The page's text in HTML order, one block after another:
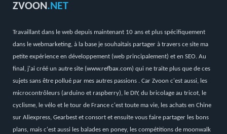
ZVOON.NET
Travaillant dans le web depuis maintenant 10 ans et plus spécifiquement
dans le webmarketing, à la base je souhaitais partager à travers ce site ma
petite expérience en développement (web principalement) et en SEO. Au
final, j'ai créé un autre site (www.refbax.com) qui ne traite plus que de ces
sujets sans être pollué par mes autres passions . Car Zvoon c'est aussi, les
microcontrôleurs (arduino et raspberry), le DIY, du bricolage au tricot, le
cyclisme, le vélo et le tour de France c'est toute ma vie, les achats en Chine
sur Aliexpress, Gearbest et consort et ensuite vous faire partager les bons
plans, mais c'est aussi les balades en poney, les compétitions de moonwalk